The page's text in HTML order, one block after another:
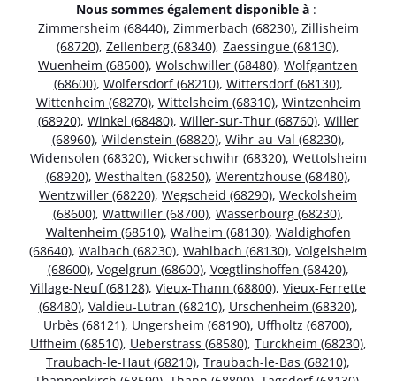
Nous sommes également disponible à :
Zimmersheim (68440), Zimmerbach (68230), Zillisheim
(68720), Zellenberg (68340), Zaessingue (68130),
Wuenheim (68500), Wolschwiller (68480), Wolfgantzen
(68600), Wolfersdorf (68210), Wittersdorf (68130),
Wittenheim (68270), Wittelsheim (68310), Wintzenheim
(68920), Winkel (68480), Willer-sur-Thur (68760), Willer
(68960), Wildenstein (68820), Wihr-au-Val (68230),
Widensolen (68320), Wickerschwihr (68320), Wettolsheim
(68920), Westhalten (68250), Werentzhouse (68480),
Wentzwiller (68220), Wegscheid (68290), Weckolsheim
(68600), Wattwiller (68700), Wasserbourg (68230),
Waltenheim (68510), Walheim (68130), Waldighofen
(68640), Walbach (68230), Wahlbach (68130), Volgelsheim
(68600), Vogelgrun (68600), Vœgtlinshoffen (68420),
Village-Neuf (68128), Vieux-Thann (68800), Vieux-Ferrette
(68480), Valdieu-Lutran (68210), Urschenheim (68320),
Urbès (68121), Ungersheim (68190), Uffholtz (68700),
Uffheim (68510), Ueberstrass (68580), Turckheim (68230),
Traubach-le-Haut (68210), Traubach-le-Bas (68210),